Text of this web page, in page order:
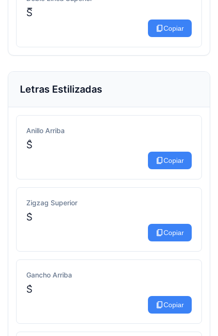
S̅̅
content_copyCopiar
Letras Estilizadas
Anillo Arriba
S̊
content_copyCopiar
Zigzag Superior
S͛
content_copyCopiar
Gancho Arriba
S̉
content_copyCopiar